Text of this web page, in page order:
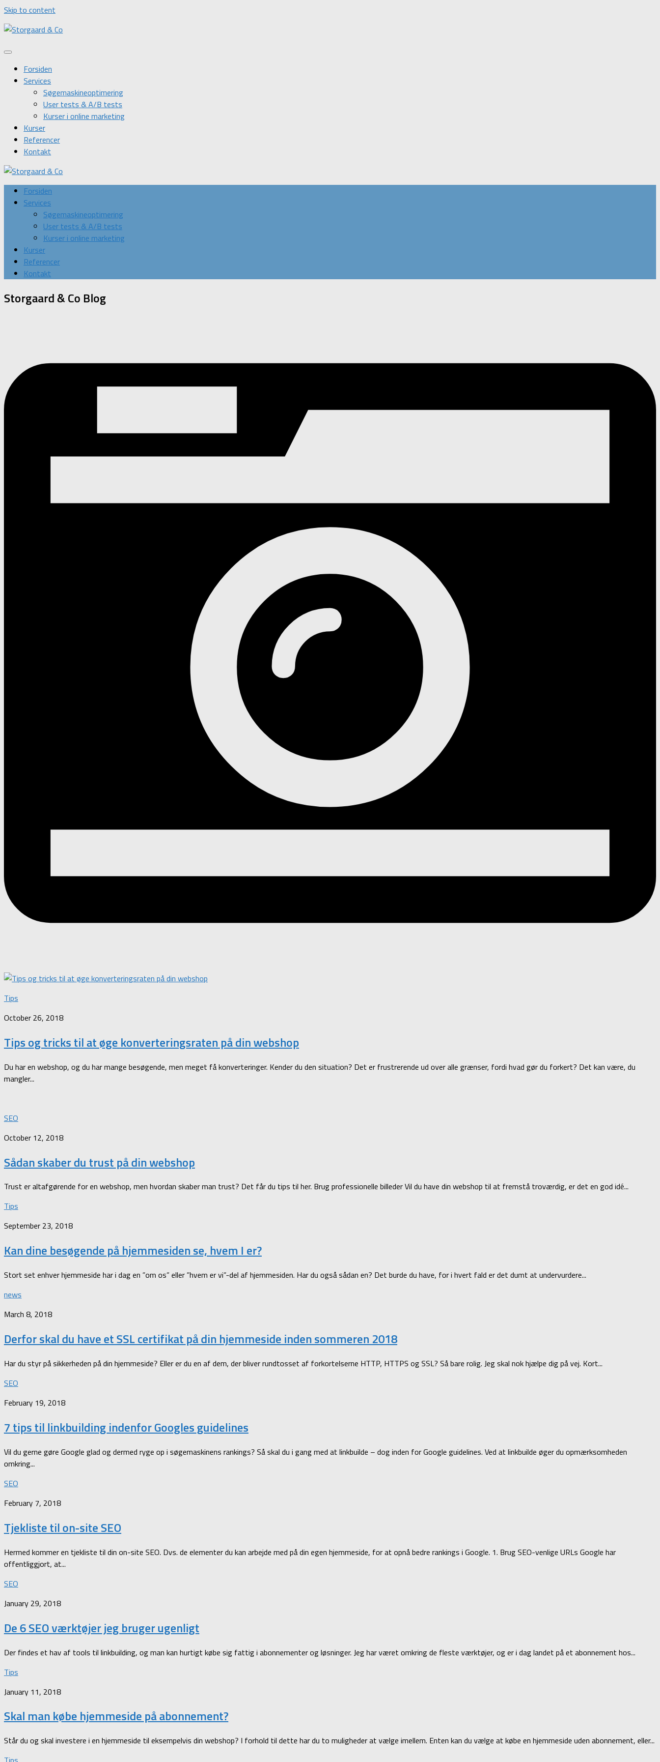
Skip to content
Forsiden
Services
Søgemaskineoptimering
User tests & A/B tests
Kurser i online marketing
Kurser
Referencer
Kontakt
Forsiden
Services
Søgemaskineoptimering
User tests & A/B tests
Kurser i online marketing
Kurser
Referencer
Kontakt
Storgaard & Co Blog
Tips
October 26, 2018
Tips og tricks til at øge konverteringsraten på din webshop
Du har en webshop, og du har mange besøgende, men meget få konverteringer. Kender du den situation? Det er frustrerende ud over alle grænser, fordi hvad gør du forkert? Det kan være, du
mangler...
SEO
October 12, 2018
Sådan skaber du trust på din webshop
Trust er altafgørende for en webshop, men hvordan skaber man trust? Det får du tips til her. Brug professionelle billeder Vil du have din webshop til at fremstå troværdig, er det en god idé...
Tips
September 23, 2018
Kan dine besøgende på hjemmesiden se, hvem I er?
Stort set enhver hjemmeside har i dag en ”om os” eller ”hvem er vi”-del af hjemmesiden. Har du også sådan en? Det burde du have, for i hvert fald er det dumt at undervurdere...
news
March 8, 2018
Derfor skal du have et SSL certifikat på din hjemmeside inden sommeren 2018
Har du styr på sikkerheden på din hjemmeside? Eller er du en af dem, der bliver rundtosset af forkortelserne HTTP, HTTPS og SSL? Så bare rolig. Jeg skal nok hjælpe dig på vej. Kort...
SEO
February 19, 2018
7 tips til linkbuilding indenfor Googles guidelines
Vil du gerne gøre Google glad og dermed ryge op i søgemaskinens rankings? Så skal du i gang med at linkbuilde – dog inden for Google guidelines. Ved at linkbuilde øger du opmærksomheden
omkring...
SEO
February 7, 2018
Tjekliste til on-site SEO
Hermed kommer en tjekliste til din on-site SEO. Dvs. de elementer du kan arbejde med på din egen hjemmeside, for at opnå bedre rankings i Google. 1. Brug SEO-venlige URLs Google har
offentliggjort, at...
SEO
January 29, 2018
De 6 SEO værktøjer jeg bruger ugenligt
Der findes et hav af tools til linkbuilding, og man kan hurtigt købe sig fattig i abonnementer og løsninger. Jeg har været omkring de fleste værktøjer, og er i dag landet på et abonnement hos...
Tips
January 11, 2018
Skal man købe hjemmeside på abonnement?
Står du og skal investere i en hjemmeside til eksempelvis din webshop? I forhold til dette har du to muligheder at vælge imellem. Enten kan du vælge at købe en hjemmeside uden abonnement, eller...